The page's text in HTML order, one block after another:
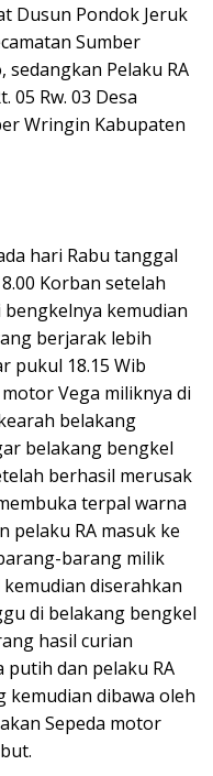
Dusun Pondok Jeruk
Sumber
Pelaku RA
05 Rw. 03 Desa
Wringin Kabupaten
hari Rabu tanggal
Korban setelah
kemudian
berjarak lebih
pukul 18.15 Wib
Vega miliknya di
belakang
belakang bengkel
berhasil merusak
terpal warna
pelaku RA masuk ke
barang milik
diserahkan
di belakang bengkel
hasil curian
dan pelaku RA
kemudian dibawa oleh
Sepeda motor